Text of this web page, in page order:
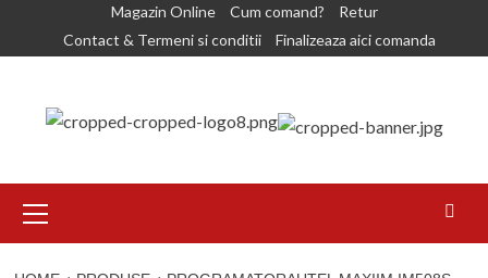
Magazin Online Cum comand?
Retur
Contact & Termeni si conditii
Finalizeaza aici comanda
Menu